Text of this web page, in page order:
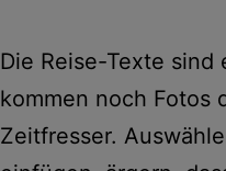
Die Reise-Texte
kommen noch Fotos
Zeitfresser.